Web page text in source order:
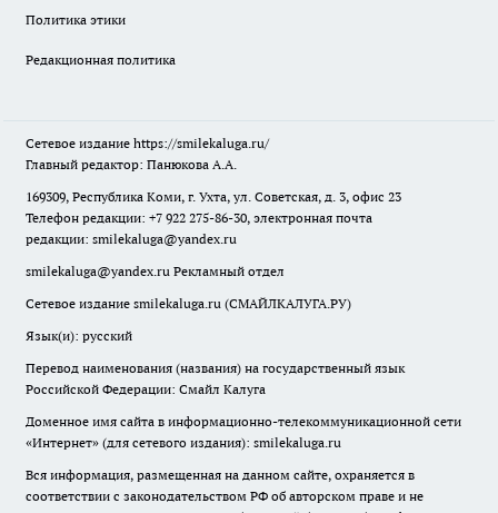
Политика этики
Редакционная политика
Сетевое издание https://smilekaluga.ru/
Главный редактор: Панюкова А.А.
169309, Республика Коми, г. Ухта, ул. Советская, д. 3, офис 23
Телефон редакции: +7 922 275-86-30, электронная почта
редакции: smilekaluga@yandex.ru
smilekaluga@yandex.ru Рекламный отдел
Сетевое издание smilekaluga.ru (СМАЙЛКАЛУГА.РУ)
Язык(и): русский
Перевод наименования (названия) на государственный язык
Российской Федерации: Смайл Калуга
Доменное имя сайта в информационно-телекоммуникационной сети
«Интернет» (для сетевого издания): smilekaluga.ru
Вся информация, размещенная на данном сайте, охраняется в
соответствии с законодательством РФ об авторском праве и не